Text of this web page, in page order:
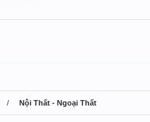
Nội Thất - Ngoại Thất